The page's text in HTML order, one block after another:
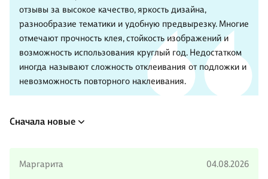
отзывы за высокое качество, яркость дизайна,
разнообразие тематики и удобную предвырезку. Многие
отмечают прочность клея, стойкость изображений и
возможность использования круглый год. Недостатком
иногда называют сложность отклеивания от подложки и
невозможность повторного наклеивания.
Сначала новые
Маргарита 04.08.2026